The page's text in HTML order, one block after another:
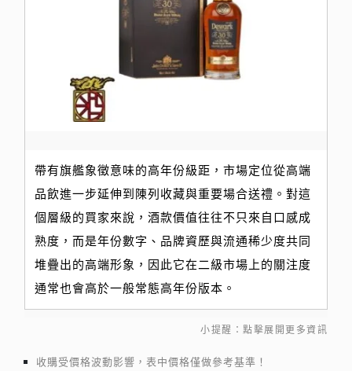
帶有旗艦象徵意味的高年份級距，市場定位從高端
品飲進一步延伸到陳列收藏與重要場合送禮。對這
個層級的買家來說，酒款價值往往不只來自口感成
熟度，而是年份數字、品牌資歷與流通稀少度共同
堆疊出的高端形象，因此它在二級市場上的關注度
通常也會高於一般常態高年份版本。
小提醒：點擊展開更多資訊
收購受價格波動影響，表中價格僅做參考基準！